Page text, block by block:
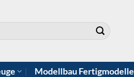
Modellbau Fertigmodelle